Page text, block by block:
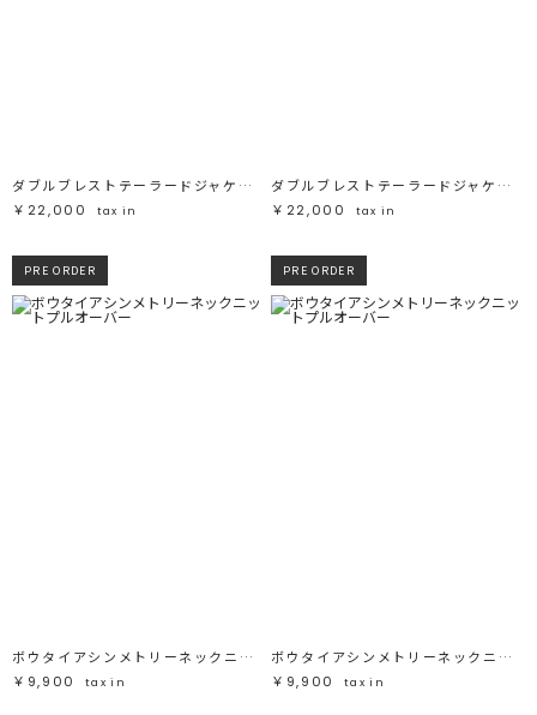
ダブルブレストテーラードジャケット
￥22,000
tax in
ダブルブレストテーラードジャケット
￥22,000
tax in
PRE ORDER
ボウタイアシンメトリーネックニットプルオーバー
￥9,900
tax in
PRE ORDER
ボウタイアシンメトリーネックニットプルオーバー
￥9,900
tax in